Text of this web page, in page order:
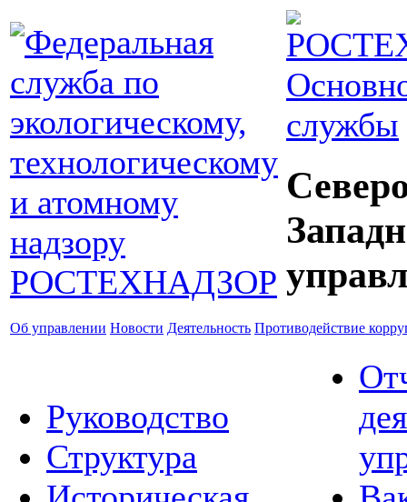
службы
Об управлении Новости Деятельность Противодействие
Руководство
Структура